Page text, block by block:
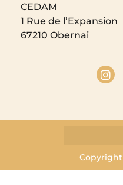
CEDAM
1 Rue de l’Expansion
67210 Obernai
Copyright